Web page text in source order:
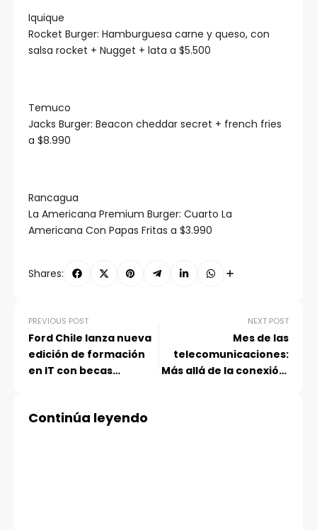
Iquique
Rocket Burger: Hamburguesa carne y queso, con
salsa rocket + Nugget + lata a $5.500
Temuco
Jacks Burger: Beacon cheddar secret + french fries
a $8.990
Rancagua
La Americana Premium Burger: Cuarto La
Americana Con Papas Fritas a $3.990
Shares:
PREVIOUS POST
Ford Chile lanza nueva
edición de formación
en IT con becas
NEXT POST
Mes de las
telecomunicaciones:
Más allá de la conexión,
Continúa leyendo